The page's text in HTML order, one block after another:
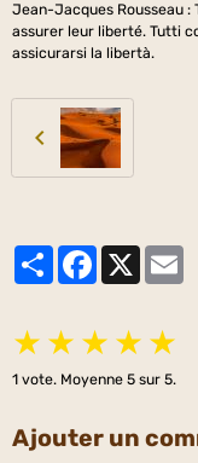
Jean-Jacques Rousseau
assurer leur liberté. Tutti
assicurarsi la libertà.
PartagerFacebook
★ ★ ★ ★ ★
1 vote. Moyenne 5 sur 5.
Ajouter un